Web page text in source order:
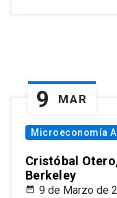
9 MAR
Microeconomía
Cristóbal
Berkeley
9 de Marzo de